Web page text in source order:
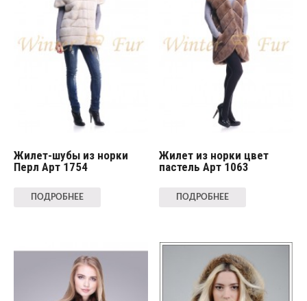
Жилет-шубы из норки
Перл Арт 1754
ПОДРОБНЕЕ
Жилет из норки цвет
пастель Арт 1063
ПОДРОБНЕЕ